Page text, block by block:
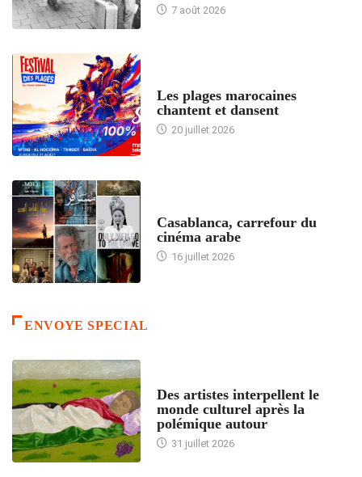
7 août 2026
Les plages marocaines
chantent et dansent
20 juillet 2026
Casablanca, carrefour du
cinéma arabe
16 juillet 2026
ENVOYE SPECIAL
Des artistes interpellent le
monde culturel après la
polémique autour
31 juillet 2026